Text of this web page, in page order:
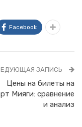
Facebook
ЗАПИСЬ
Цены на билеты на
Мияги: сравнение
и анализ